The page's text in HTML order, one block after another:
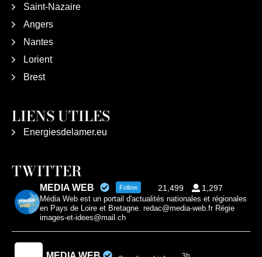
Saint-Nazaire
Angers
Nantes
Lorient
Brest
LIENS UTILES
Energiesdelamer.eu
TWITTER
MEDIA WEB Follow 21,499 1,297
Média Web est un portail d'actualités nationales et régionales
en Pays de Loire et Bretagne. redac@media-web.fr Régie
images-et-idees@mail.ch